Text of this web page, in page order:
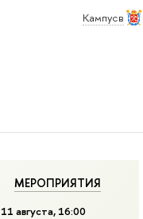
Кампус в
МЕРОПРИЯТИЯ
11 августа, 16:00